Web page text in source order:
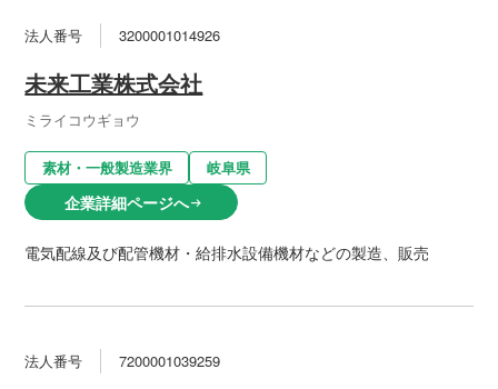
法人番号 3200001014926
未来工業株式会社
ミライコウギョウ
素材・一般製造業界 岐阜県
企業詳細ページへarrow_right_alt
電気配線及び配管機材・給排水設備機材などの製造、販売
法人番号 7200001039259